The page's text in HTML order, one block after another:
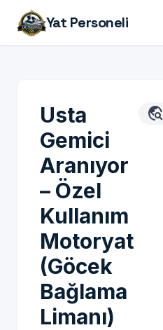
Yat Personeli
Usta
Gemici
Aranıyor
– Özel
Kullanım
Motoryat
(Göcek
Bağlama
Limanı)
travel_explore